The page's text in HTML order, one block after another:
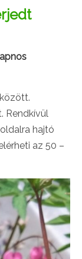
Rendkívül
hajtó
az 50 –